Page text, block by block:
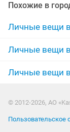
дубленки
дубленки
джинсы
Похожие в
Личные вещи
Личные вещи
Личные вещи
© 2012-2026, АО
Пользовательское